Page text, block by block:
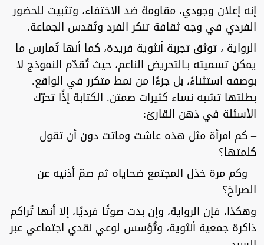
إنه إعلان وجودي، مقاومة ضد الاختفاء، وتثبيت للحضور
الفردي في وجه ثقافة تنكر الفرد وتُقدس الجماعة.
الرواية ، توثق تجربة أنثوية فريدة، كما أنها تُمارس ما
يمكن تسميته بـالتحريض الناعم، حيث تُقدّم النموذج لا
بوصفه استثناءً، بل جزءًا من نمط متكرر في الواقع.
بطلتها تشبه نساء كثيرات صمتن. الكتابة إذًا تحرّك
الأسئلة في ذهن القارئ:
– كم امرأة مثل هذه عاشت وماتت دون أن تقول
كلمتها؟
– وكم مرة خذل المجتمع ضحاياه ثم صمّ أذنيه عن
الصراخ؟
وهكذا، فإن الرواية، وإن بدت صوتًا فرديًا، إلا أنها تُراكم
ذاكرة جمعية أنثوية، وتُؤسس لوعي نقدي اجتماعي عبر